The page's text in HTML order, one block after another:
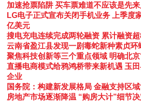
加速抢票陷阱 买车票难道不应该是先
LG电子正式宣布关闭手机业务 上季度
亿美元
搜电充电连续完成两轮融资 累计融资
云南省盈江县发现一剧毒蛇新种素贞环
聚焦科技创新等三个重点领域 明确北
直播电商模式给鸦鸿桥带来新机遇 玉
企业
国务院：构建新发展格局 金融支持区
房地产市场逐渐降温 “购房大计”细节